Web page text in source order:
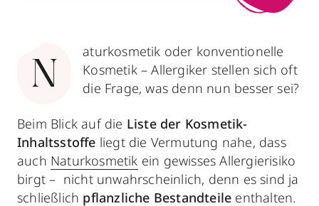
N
aturkosmetik oder konventionelle
Kosmetik – Allergiker stellen sich oft
die Frage, was denn nun besser sei?
Beim Blick auf die Liste der Kosmetik-
Inhaltsstoffe liegt die Vermutung nahe, dass
auch Naturkosmetik ein gewisses Allergierisiko
birgt – nicht unwahrscheinlich, denn es sind ja
schließlich pflanzliche Bestandteile enthalten.